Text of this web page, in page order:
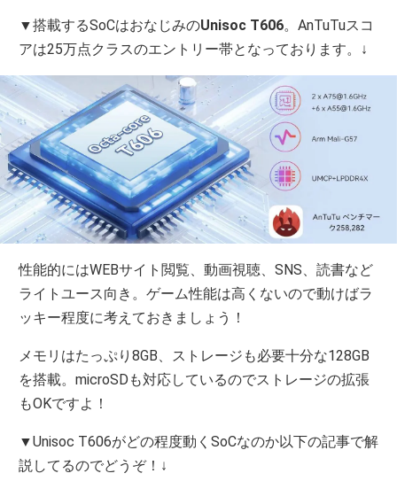
▼搭載するSoCはおなじみのUnisoc T606。AnTuTuスコ
アは25万点クラスのエントリー帯となっております。↓
性能的にはWEBサイト閲覧、動画視聴、SNS、読書など
ライトユース向き。ゲーム性能は高くないので動けばラ
ッキー程度に考えておきましょう！
メモリはたっぷり8GB、ストレージも必要十分な128GB
を搭載。microSDも対応しているのでストレージの拡張
もOKですよ！
▼Unisoc T606がどの程度動くSoCなのか以下の記事で解
説してるのでどうぞ！↓